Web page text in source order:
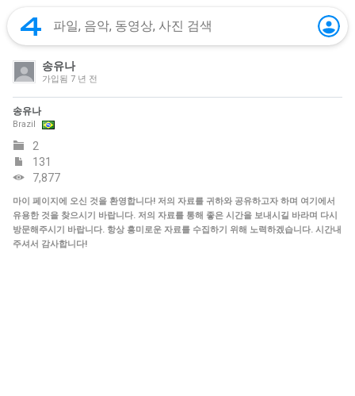
송유나
가입됨 7 년 전
송유나
Brazil
2
131
7,877
마이 페이지에 오신 것을 환영합니다! 저의 자료를 귀하와 공유하고자 하며 여기에서
유용한 것을 찾으시기 바랍니다. 저의 자료를 통해 좋은 시간을 보내시길 바라며 다시
방문해주시기 바랍니다. 항상 흥미로운 자료를 수집하기 위해 노력하겠습니다. 시간내
주셔서 감사합니다!